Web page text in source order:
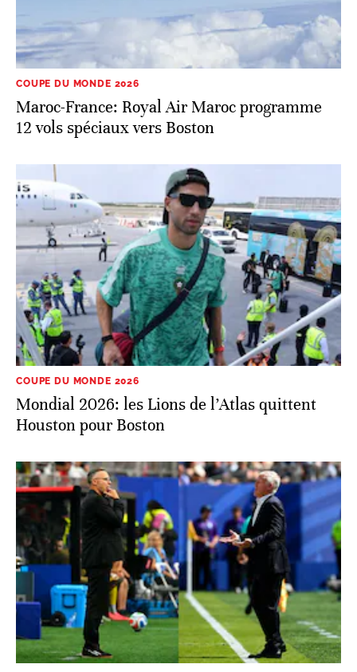
Maroc-France: Royal Air Maroc programme
12 vols spéciaux vers Boston
COUPE DU MONDE 2026
Mondial 2026: les Lions de l’Atlas quittent
Houston pour Boston
COUPE DU MONDE 2026
Mondial 2026: ce qui attend les Lions de
l’Atlas face à la France en quart de finale